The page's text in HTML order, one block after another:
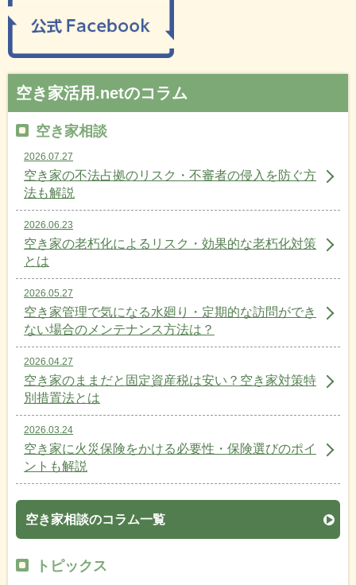
空き家活用.netのコラム
空き家相談
2026.07.27
空き家の不法占拠のリスク・不審者の侵入を防ぐ方
法も解説
2026.06.23
空き家の老朽化によるリスク・効果的な老朽化対策
とは
2026.05.27
空き家管理で気になる水廻り・定期的な訪問ができ
ない場合のメンテナンス方法は？
2026.04.27
空き家のままだと固定資産税は安い？空き家対策特
別措置法とは
2026.03.24
空き家に火災保険をかける必要性・保険選びのポイ
ントも解説
空き家相談のコラム一覧
トピックス